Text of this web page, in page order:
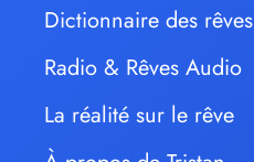
Dictionnaire des rêves
Radio & Rêves Audio
La réalité sur le rêve